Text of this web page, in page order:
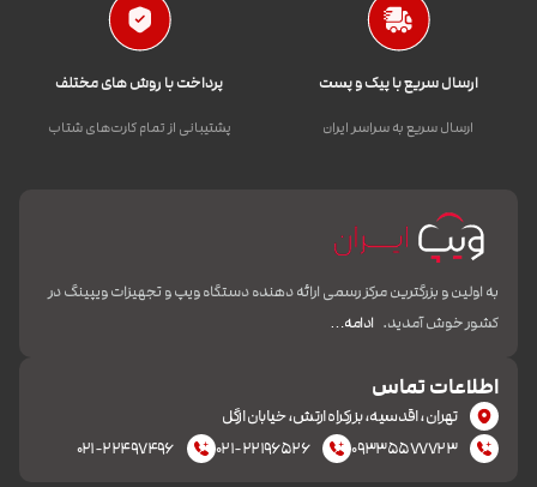
ارسال سریع با پیک و پست
ارسال سریع به سراسر ایران
پرداخت با روش های مختلف
پشتیبانی از تمام کارت‌های شتاب
به اولین و بزرگترین مرکز رسمی ارائه دهنده دستگاه ویپ و تجهیزات ویپینگ در
کشور خوش آمدید. ادامه…
اطلاعات تماس
تهران، اقدسیه، بزرکراه ارتش، خیابان ازگل
۰۹۳۳۵۵۷۷۷۲۳
۰۲۱-۲۲۱۹۶۵۲۶ ۰۲۱-۲۲۴۹۷۴۹۶